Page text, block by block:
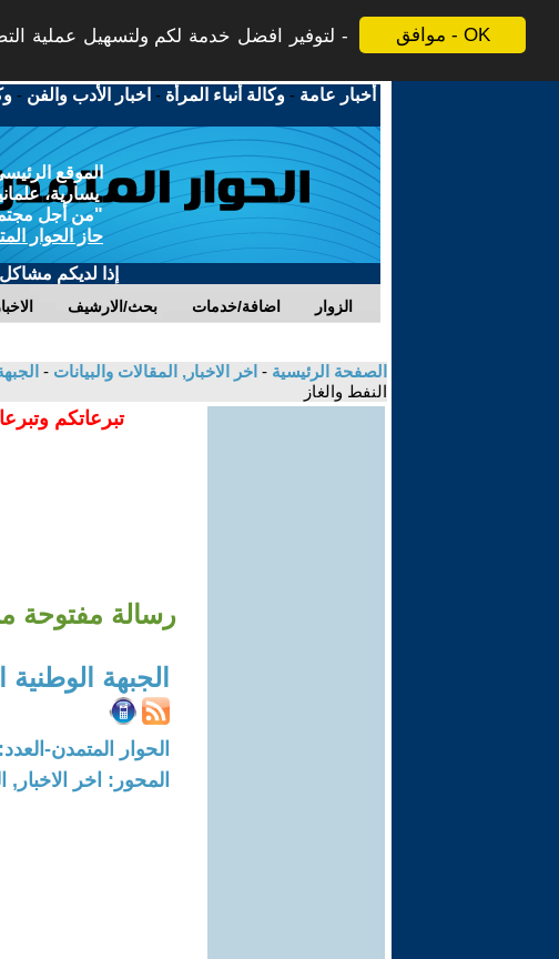
موافق - OK
لتوفير افضل خدمة لكم ولتسهيل عملية
أخبار عامة -وكالة أنباء المرأة - اخبار الأدب والفن -
الموقع
يسارية،
"من أجل
حاز الحوار
إذا لديكم
بحث/الارشيف اضافة/خدمات الزوار
الصفحة الرئيسية - اخر الاخبار, المقالات والبيانات -
النفط والغاز
تبرعاتكم
رسالة مفتوحة
الجبهة
الحوار المتمدن-العدد: 2108 - 2007 / 11 / 23 - 08:21
المحور: اخر الاخبار,